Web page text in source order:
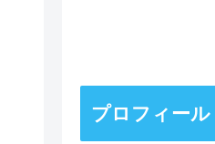
プロフィール